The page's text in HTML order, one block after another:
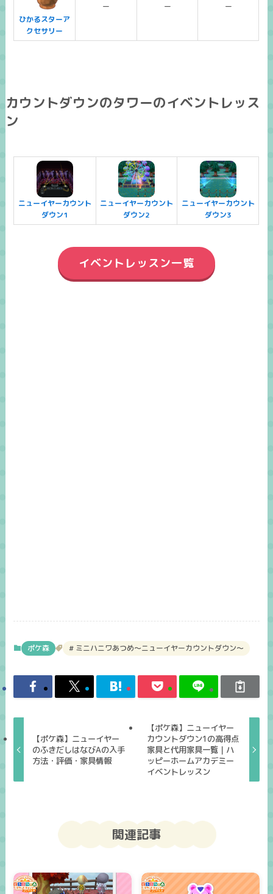
ひかるスターア
クセサリー
ー ー ー
カウントダウンのタワーのイベントレッス
ン
ニューイヤーカウント
ダウン1
ニューイヤーカウント
ダウン2
ニューイヤーカウント
ダウン3
イベントレッスン一覧
ポケ森 ミニハニワあつめ～ニューイヤーカウントダウン～
【ポケ森】ニューイヤー
のふきだしはなびAの入手
方法・評価・家具情報
【ポケ森】ニューイヤー
カウントダウン1の高得点
家具と代用家具一覧｜ハ
ッピーホームアカデミー
イベントレッスン
関連記事